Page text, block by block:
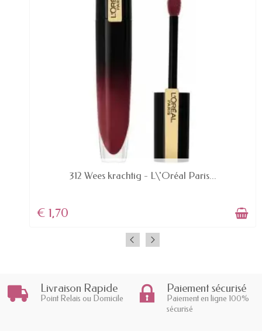
AVAILABLE
312 Wees krachtig - L\'Oréal Paris...
€ 1,70
Livraison Rapide
Point Relais ou Domicile
Paiement sécurisé
Paiement en ligne 100%
sécurisé